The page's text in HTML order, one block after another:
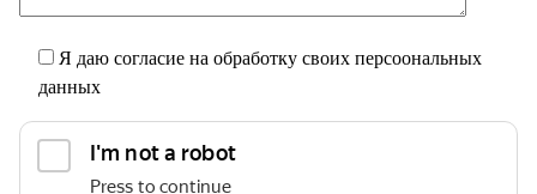
Я даю согласие на обработку своих персоональных
данных